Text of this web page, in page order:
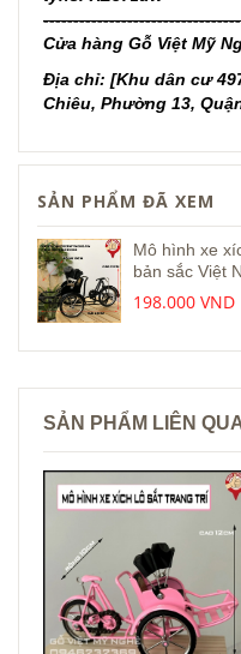
Cửa hàng Gỗ Việt Mỹ
Địa chỉ: [Khu dân cư
Chiêu, Phường 13,
SẢN PHẨM ĐÃ XEM
Mô hình xe
bản sắc Việt
198.000 VND
SẢN PHẨM LIÊN